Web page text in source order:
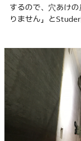
するので、穴あけ
りません」とStuder